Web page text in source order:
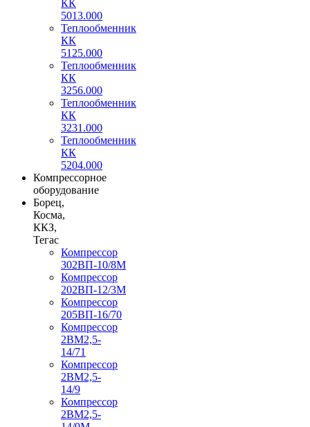
КК
5013.000
Теплообменник
КК
5125.000
Теплообменник
КК
3256.000
Теплообменник
КК
3231.000
Теплообменник
КК
5204.000
Компрессорное
оборудование
Борец,
Косма,
ККЗ,
Тегас
Компрессор
302ВП-10/8М
Компрессор
202ВП-12/3М
Компрессор
205ВП-16/70
Компрессор
2ВМ2,5-
14/71
Компрессор
2ВМ2,5-
14/9
Компрессор
2ВМ2,5-